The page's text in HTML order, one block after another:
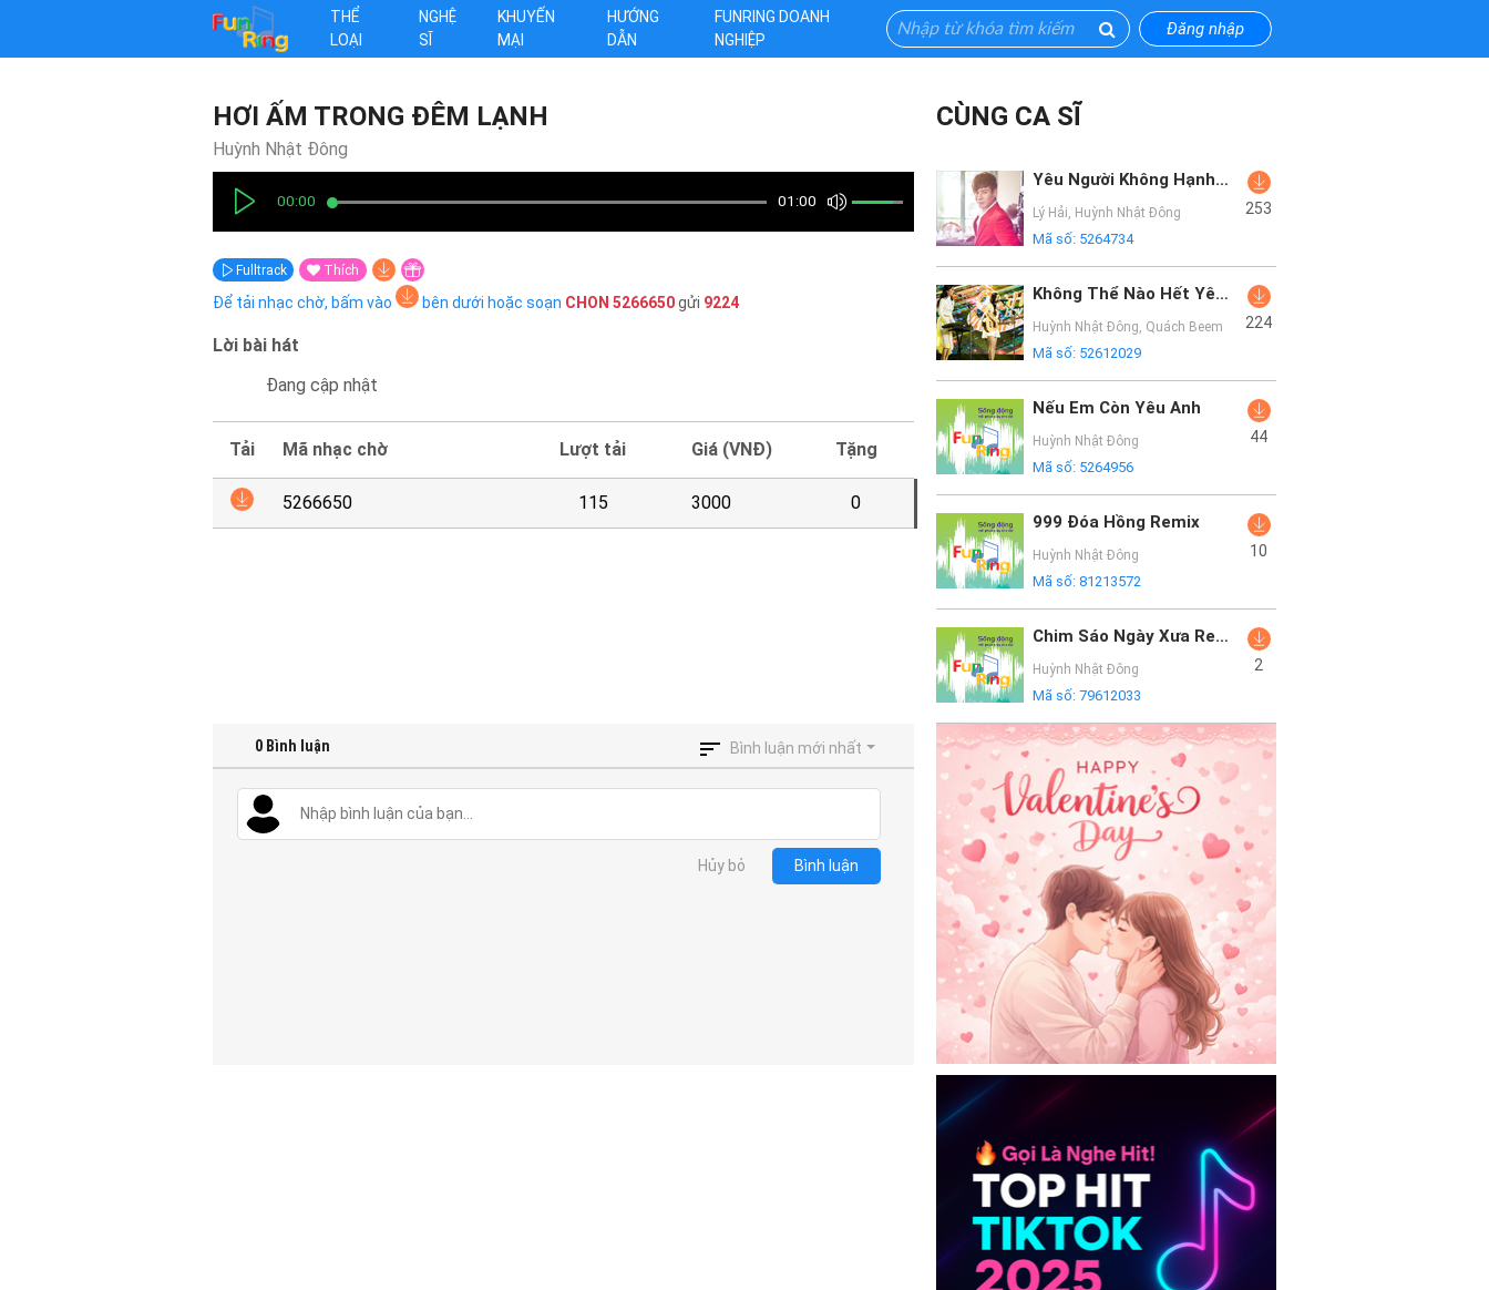
THỂ
LOẠI
NGHỆ
SĨ
KHUYẾN
MẠI
HƯỚNG
DẪN
FUNRING DOANH
NGHIỆP
Đăng nhập
HƠI ẤM TRONG ĐÊM LẠNH
Huỳnh Nhật Đông
00:00 01:00
Fulltrack Thích
Để tải nhạc chờ, bấm vào bên dưới hoặc soạn CHON 5266650gửi 9224
Lời bài hát
Đang cập nhật
Tải Mã nhạc chờ Lượt tải Giá (VNĐ) Tặng
5266650 115 3000 0
CÙNG CA SĨ
Yêu Người Không Hạnh Phúc
Lý Hải, Huỳnh Nhật Đông
Mã số: 5264734
253
Không Thể Nào Hết Yêu Em
Huỳnh Nhật Đông, Quách Beem
Mã số: 52612029
224
Nếu Em Còn Yêu Anh
Huỳnh Nhật Đông
Mã số: 5264956
44
999 Đóa Hồng Remix
Huỳnh Nhật Đông
Mã số:81213572
10
Chim Sáo Ngày Xưa Remix
Huỳnh Nhật Đông
Mã số:79612033
2
0 Bình luận Bình luận mới nhất
Hủy bỏ Bình luận